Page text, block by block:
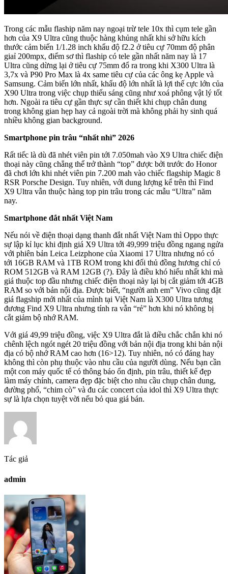
Trong các mẫu flaship năm nay ngoại trừ tele 10x thì cụm tele gần
hơn của X9 Ultra cũng thuộc hàng khủng nhất khi sở hữu kích
thước cảm biến 1/1.28 inch khẩu độ f2.2 ở tiêu cự 70mm độ phân
giaỉ 200mpx, điểm sơ thì flaship có tele gần nhất năm nay là 17
Ultra cũng dừng lại ở tiêu cự 75mm đổ ra trong khi X300 Ultra là
3,7x và P90 Pro Max là 4x same tiêu cự của các ông kẹ Apple và
Samsung. Cảm biến lớn nhất, khẩu độ lớn nhất là lợi thế cực lớn của
X90 Ultra trong việc chụp thiếu sáng cũng như xoá phông vật lý tốt
hơn. Ngoài ra tiêu cự gần thực sự cần thiết khi chụp chân dung
trong không gian hẹp hay cả ngoài trời mà không phải hy sinh quá
nhiều không gian background.
Smartphone pin trâu “nhất nhì” 2026
Rất tiếc là dù đã nhét viên pin tới 7.050mah vào X9 Ultra chiếc điện
thoại này cũng chẳng thể trở thành “top” được bởi trước đo Honor
đã chơi lớn khi nhét viên pin 7.200 mah vào chiếc flagship Magic 8
RSR Porsche Design. Tuy nhiên, với dung lượng kể trên thì Find
X9 Ultra vẫn thuộc hàng top pin trâu trong các mẫu “Ultra” năm
nay.
Smartphone đắt nhất Việt Nam
Nếu nói về điện thoại dạng thanh đắt nhất Việt Nam thì Oppo thực
sự lập kỉ lục khi định giá X9 Ultra tới 49,999 triệu đồng ngang ngửa
với phiên bản Leica Leizphone của Xiaomi 17 Ultra nhưng nó có
tới 16GB RAM và 1TB ROM trong khi đối thủ đồng hương chỉ có
ROM 512GB và RAM 12GB (?). Đây là điều khó hiểu nhất khi mà
giá thuộc top đầu nhưng chiếc điện thoại này lại bị cắt giảm tới 4GB
RAM so với bản nội địa. Được biết, “người anh em” Vivo cũng đặt
giá flagship mới nhất của mình tại Việt Nam là X300 Ultra tương
đương Find X9 Ultra nhưng tính ra vẫn “rẻ” hơn khi nó không bị
cắt giảm bộ nhớ RAM.
Với giá 49,99 triệu đồng, việc X9 Ultra đắt là điều chắc chắn khi nó
chênh lệch ngót ngét 20 triệu đồng với bản nội địa trong khi bản nội
địa có bộ nhớ RAM cao hơn (16>12). Tuy nhiên, nó có đáng hay
không thì còn phụ thuộc vào nhu cầu của người dùng. Nếu bạn cần
một con máy quốc tế có thông báo ổn định, pin trâu, thiết kế đẹp
làm máy chính, camera đẹp đặc biệt cho nhu cầu chụp chân dung,
đường phố, “chim cò” và đu các concert của idol thì X9 Ultra thực
sự là lựa chọn tuyệt vời nếu bỏ qua giá bán.
Tác giả
admin